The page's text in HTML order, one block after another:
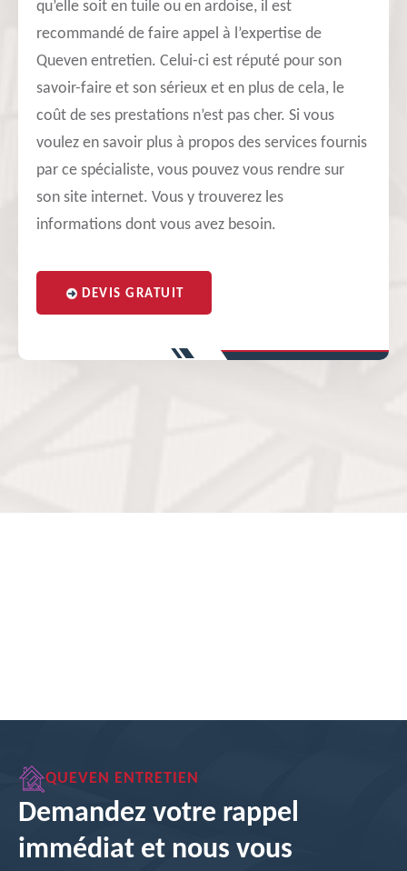
qu’elle soit en tuile ou en ardoise, il est
recommandé de faire appel à l’expertise de
Queven entretien. Celui-ci est réputé pour son
savoir-faire et son sérieux et en plus de cela, le
coût de ses prestations n’est pas cher. Si vous
voulez en savoir plus à propos des services fournis
par ce spécialiste, vous pouvez vous rendre sur
son site internet. Vous y trouverez les
informations dont vous avez besoin.
DEVIS GRATUIT
QUEVEN ENTRETIEN
Demandez votre rappel
immédiat et nous vous